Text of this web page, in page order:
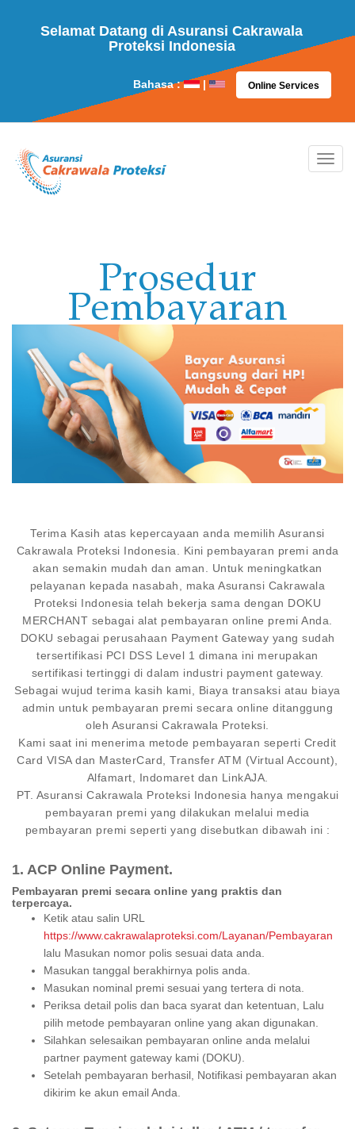
Selamat Datang di Asuransi Cakrawala
Proteksi Indonesia
Bahasa : | Online Services
Prosedur
Pembayaran
Terima Kasih atas kepercayaan anda memilih Asuransi
Cakrawala Proteksi Indonesia. Kini pembayaran premi anda
akan semakin mudah dan aman. Untuk meningkatkan
pelayanan kepada nasabah, maka Asuransi Cakrawala
Proteksi Indonesia telah bekerja sama dengan DOKU
MERCHANT sebagai alat pembayaran online premi Anda.
DOKU sebagai perusahaan Payment Gateway yang sudah
tersertifikasi PCI DSS Level 1 dimana ini merupakan
sertifikasi tertinggi di dalam industri payment gateway.
Sebagai wujud terima kasih kami, Biaya transaksi atau biaya
admin untuk pembayaran premi secara online ditanggung
oleh Asuransi Cakrawala Proteksi.
Kami saat ini menerima metode pembayaran seperti Credit
Card VISA dan MasterCard, Transfer ATM (Virtual Account),
Alfamart, Indomaret dan LinkAJA.
PT. Asuransi Cakrawala Proteksi Indonesia hanya mengakui
pembayaran premi yang dilakukan melalui media
1. ACP Online Payment.
Pembayaran premi secara online yang praktis dan
terpercaya.
Ketik atau salin URL
https://www.cakrawalaproteksi.com/Layanan/Pembayaran
lalu Masukan nomor polis sesuai data anda.
Masukan tanggal berakhirnya polis anda.
Masukan nominal premi sesuai yang tertera di nota.
Periksa detail polis dan baca syarat dan ketentuan, Lalu
pilih metode pembayaran online yang akan digunakan.
Silahkan selesaikan pembayaran online anda melalui
partner payment gateway kami (DOKU).
Setelah pembayaran berhasil, Notifikasi pembayaran akan
dikirim ke akun email Anda.